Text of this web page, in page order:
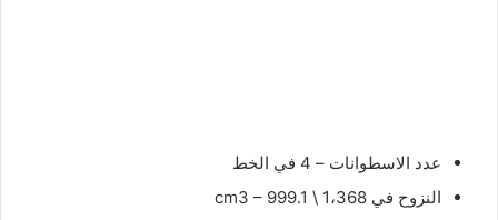
عدد الاسطوانات – 4 في الخط
النزوح في cm3 – 999.1 \ 1،368